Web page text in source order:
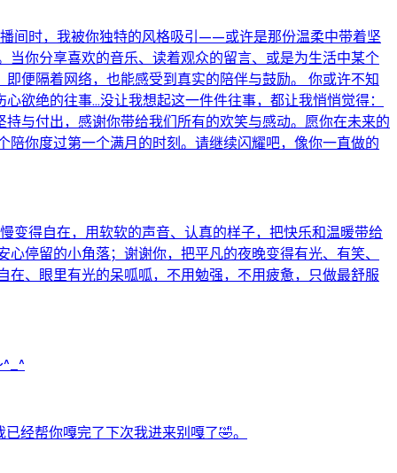
间时，我被你独特的风格吸引——或许是那份温柔中带着坚
你分享喜欢的音乐、读着观众的留言、或是为生活中某个
便隔着网络，也能感受到真实的陪伴与鼓励。 你或许不知
欲绝的往事...没让我想起这一件件往事，都让我悄悄觉得：
与付出，感谢你带给我们所有的欢笑与感动。愿你在未来的
你度过第一个满月的时刻。请继续闪耀吧，像你一直做的
变得自在，用软软的声音、认真的样子，把快乐和温暖带给
停留的小角落；谢谢你，把平凡的夜晚变得有光、有笑、
、眼里有光的呆呱呱，不用勉强，不用疲惫，只做最舒服
经帮你嘎完了下次我进来别嘎了🤣。